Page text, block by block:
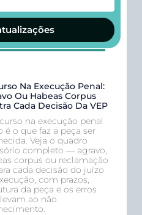
Na Execução Penal:
Ou Habeas Corpus
Cada Decisão Da VEP
na execução penal
é o que faz a peça ser
Veja o quadro
completo — agravo,
corpus ou reclamação
cada decisão do juízo
com prazos,
da peça e os erros
ao não